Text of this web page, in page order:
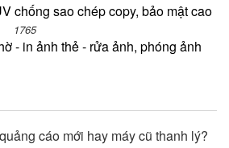
chống sao chép copy, bảo mật cao
1765
- in ảnh thẻ - rửa ảnh, phóng ảnh